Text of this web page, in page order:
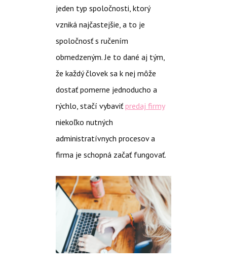
jeden typ spoločnosti, ktorý
vzniká najčastejšie, a to je
spoločnosť s ručením
obmedzeným. Je to dané aj tým,
že každý človek sa k nej môže
dostať pomerne jednoducho a
rýchlo, stačí vybaviťpredaj firmy
niekoľko nutných
administratívnych procesov a
firma je schopná začať fungovať.